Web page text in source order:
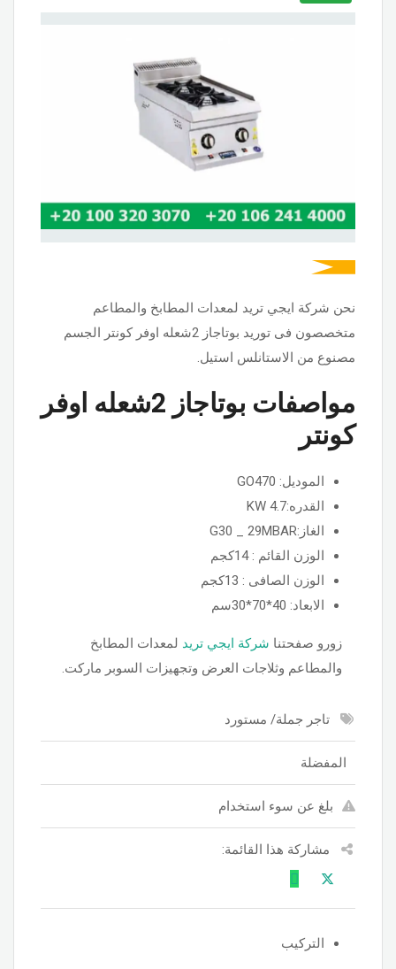
نحن شركة ايجي تريد لمعدات المطابخ والمطاعم
متخصصون فى توريد بوتاجاز 2شعله اوفر كونتر الجسم
مصنوع من الاستانلس استيل.
مواصفات بوتاجاز 2شعله اوفر
كونتر
الموديل: GO470
القدره:4.7 KW
الغاز:G30 _ 29MBAR
الوزن القائم : 14كجم
الوزن الصافى : 13كجم
الابعاد: 40*70*30سم
زورو صفحتنا شركة ايجي تريد لمعدات المطابخ
والمطاعم وثلاجات العرض وتجهيزات السوبر ماركت.
تاجر جملة/ مستورد
المفضلة
بلغ عن سوء استخدام
مشاركة هذا القائمة:
التركيب